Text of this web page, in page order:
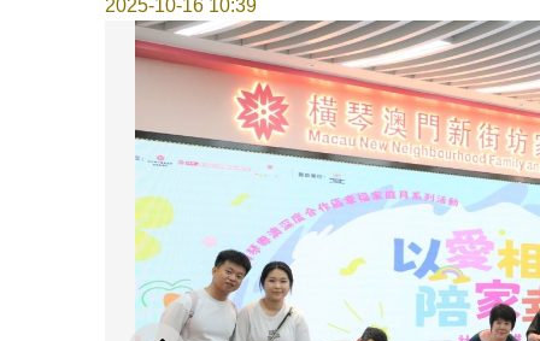
2025-10-16 10:39